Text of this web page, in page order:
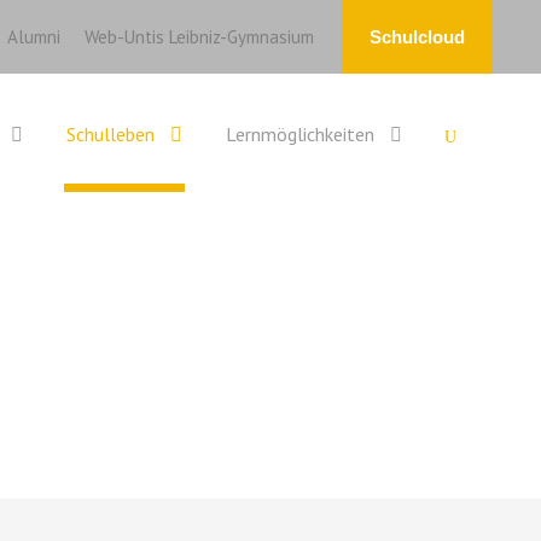
Alumni Web-Untis Leibniz-Gymnasium Schulcloud
Schulleben Lernmöglichkeiten